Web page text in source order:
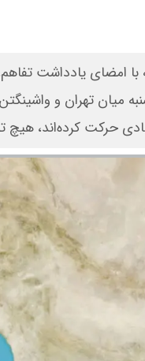
امضای یادداشت
میان تهران و
حرکت کرده‌اند،